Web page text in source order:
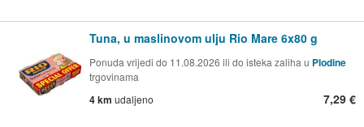
Tuna, u maslinovom ulju Rio Mare 6x80 g
Ponuda vrijedi do 11.08.2026 ili do isteka zaliha u Plodine
trgovinama
4 km udaljeno 7,29 €